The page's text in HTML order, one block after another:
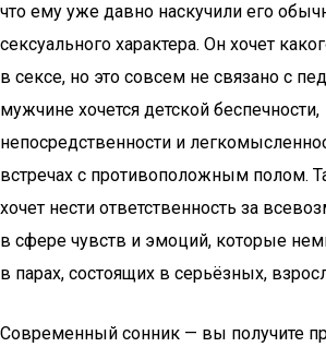
что ему уже давно наскучили его
сексуального характера. Он хочет
в сексе, но это совсем не связано с
мужчине хочется детской беспечности,
непосредственности и
встречах с противоположным полом.
хочет нести ответственность за
в сфере чувств и эмоций, которые
в парах, состоящих в серьёзных,
Современный сонник — вы получите